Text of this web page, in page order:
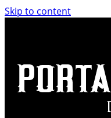
Skip to content